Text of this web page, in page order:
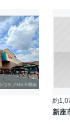
約
新座